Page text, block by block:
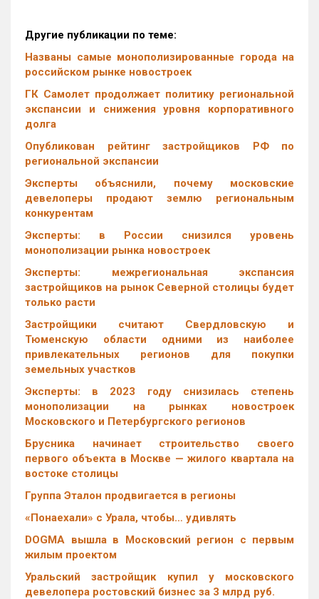
Другие публикации по теме:
Названы самые монополизированные города на
российском рынке новостроек
ГК Самолет продолжает политику региональной
экспансии и снижения уровня корпоративного
долга
Опубликован рейтинг застройщиков РФ по
региональной экспансии
Эксперты объяснили, почему московские
девелоперы продают землю региональным
конкурентам
Эксперты: в России снизился уровень
монополизации рынка новостроек
Эксперты: межрегиональная экспансия
застройщиков на рынок Северной столицы будет
только расти
Застройщики считают Свердловскую и
Тюменскую области одними из наиболее
привлекательных регионов для покупки
земельных участков
Эксперты: в 2023 году снизилась степень
монополизации на рынках новостроек
Московского и Петербургского регионов
Брусника начинает строительство своего
первого объекта в Москве — жилого квартала на
востоке столицы
Группа Эталон продвигается в регионы
«Понаехали» с Урала, чтобы… удивлять
DOGMA вышла в Московский регион с первым
жилым проектом
Уральский застройщик купил у московского
девелопера ростовский бизнес за 3 млрд руб.